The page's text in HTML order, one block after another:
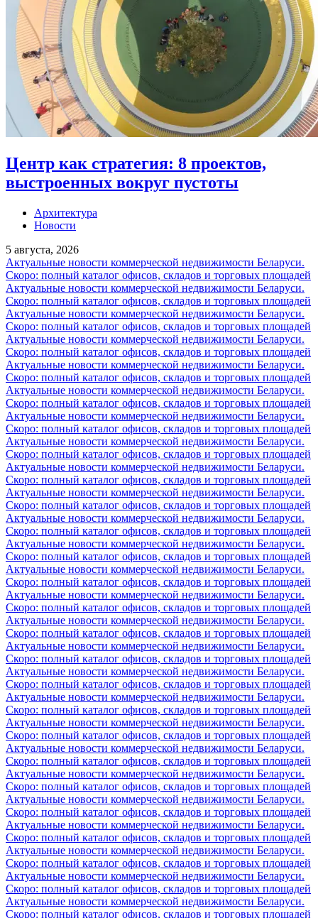
Центр как стратегия: 8 проектов,
выстроенных вокруг пустоты
Архитектура
Новости
5 августа, 2026
Актуальные новости коммерческой недвижимости Беларуси.
Скоро: полный каталог офисов, складов и торговых площадей
Актуальные новости коммерческой недвижимости Беларуси.
Скоро: полный каталог офисов, складов и торговых площадей
Актуальные новости коммерческой недвижимости Беларуси.
Скоро: полный каталог офисов, складов и торговых площадей
Актуальные новости коммерческой недвижимости Беларуси.
Скоро: полный каталог офисов, складов и торговых площадей
Актуальные новости коммерческой недвижимости Беларуси.
Скоро: полный каталог офисов, складов и торговых площадей
Актуальные новости коммерческой недвижимости Беларуси.
Скоро: полный каталог офисов, складов и торговых площадей
Актуальные новости коммерческой недвижимости Беларуси.
Скоро: полный каталог офисов, складов и торговых площадей
Актуальные новости коммерческой недвижимости Беларуси.
Скоро: полный каталог офисов, складов и торговых площадей
Актуальные новости коммерческой недвижимости Беларуси.
Скоро: полный каталог офисов, складов и торговых площадей
Актуальные новости коммерческой недвижимости Беларуси.
Скоро: полный каталог офисов, складов и торговых площадей
Актуальные новости коммерческой недвижимости Беларуси.
Скоро: полный каталог офисов, складов и торговых площадей
Актуальные новости коммерческой недвижимости Беларуси.
Скоро: полный каталог офисов, складов и торговых площадей
Актуальные новости коммерческой недвижимости Беларуси.
Скоро: полный каталог офисов, складов и торговых площадей
Актуальные новости коммерческой недвижимости Беларуси.
Скоро: полный каталог офисов, складов и торговых площадей
Актуальные новости коммерческой недвижимости Беларуси.
Скоро: полный каталог офисов, складов и торговых площадей
Актуальные новости коммерческой недвижимости Беларуси.
Скоро: полный каталог офисов, складов и торговых площадей
Актуальные новости коммерческой недвижимости Беларуси.
Скоро: полный каталог офисов, складов и торговых площадей
Актуальные новости коммерческой недвижимости Беларуси.
Скоро: полный каталог офисов, складов и торговых площадей
Актуальные новости коммерческой недвижимости Беларуси.
Скоро: полный каталог офисов, складов и торговых площадей
Актуальные новости коммерческой недвижимости Беларуси.
Скоро: полный каталог офисов, складов и торговых площадей
Актуальные новости коммерческой недвижимости Беларуси.
Скоро: полный каталог офисов, складов и торговых площадей
Актуальные новости коммерческой недвижимости Беларуси.
Скоро: полный каталог офисов, складов и торговых площадей
Актуальные новости коммерческой недвижимости Беларуси.
Скоро: полный каталог офисов, складов и торговых площадей
Актуальные новости коммерческой недвижимости Беларуси.
Скоро: полный каталог офисов, складов и торговых площадей
Актуальные новости коммерческой недвижимости Беларуси.
Скоро: полный каталог офисов, складов и торговых площадей
Актуальные новости коммерческой недвижимости Беларуси.
Скоро: полный каталог офисов, складов и торговых площадей